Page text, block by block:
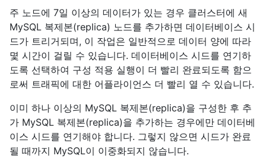
주 노드에 7일 이상의 데이터가 있는 경우 클러스터에 새
MySQL 복제본(replica) 노드를 추가하면 데이터베이스 시
드가 트리거되며, 이 작업은 일반적으로 데이터 양에 따라
몇 시간이 걸릴 수 있습니다. 데이터베이스 시드를 연기하
도록 선택하여 구성 적용 실행이 더 빨리 완료되도록 함으
로써 트래픽에 대한 어플라이언스 더 빨리 열 수 있습니다.
이미 하나 이상의 MySQL 복제본(replica)을 구성한 후 추
가 MySQL 복제본(replica)을 추가하는 경우에만 데이터베
이스 시드를 연기해야 합니다. 그렇지 않으면 시드가 완료
될 때까지 MySQL이 이중화되지 않습니다.